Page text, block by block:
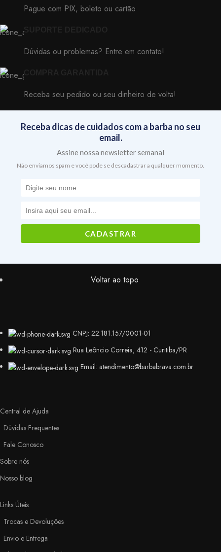
Pague com PIX, boleto ou cartão
Dúvidas ou problemas? Entre em contato!
Receba seu pedido ou seu dinheiro de volta!
Receba dicas de cuidados com a barba no seu
email.
Assine nossa newsletter semanal
Não enviamos spam e você pode se descadastrar a qualquer momento.
Voltar ao topo
CNPJ: 22.181.157/0001-01
Rua Leôncio Correia, 412 - Curitiba/PR
Email: atendimento@barbabrava.com.br
Central de Ajuda
Dúvidas Frequentes
Fale Conosco
Sobre nós
Nosso blog
Links Úteis
Trocas e Devoluções
Envio e Entrega